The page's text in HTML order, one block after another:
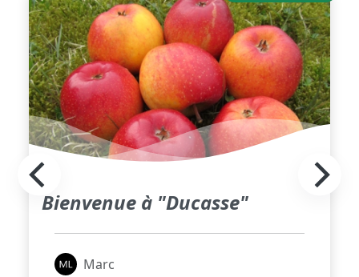
Bienvenue à "Ducasse"
Marc